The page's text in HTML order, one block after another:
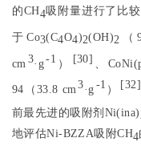
的CH4吸附量进行了比较
于Co3(C4O4)2(OH)2 （
cm 3·g-1 ） [30] 、
94（33.8 cm 3·g -1 ） [32]
前最先进的吸附剂Ni(ina)
地评估Ni-BZZA吸附CH4